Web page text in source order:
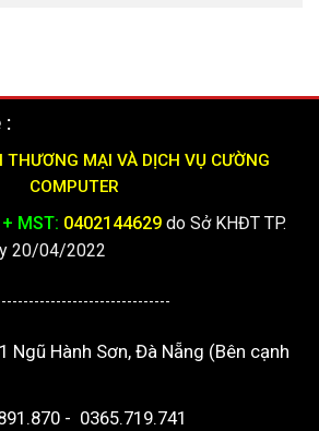
:
THƯƠNG MẠI VÀ DỊCH VỤ CƯỜNG
COMPUTER
MST: 0402144629do Sở KHĐT TP.
20/04/2022
Ngũ Hành Sơn, Đà Nẵng (Bên cạnh
- 0365.719.741